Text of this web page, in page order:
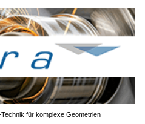
für komplexe Geometrien